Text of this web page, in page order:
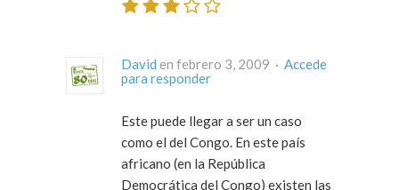
David en febrero 3, 2009 · Accede
para responder
Este puede llegar a ser un caso
como el del Congo. En este país
africano (en la República
Democrática del Congo) existen las